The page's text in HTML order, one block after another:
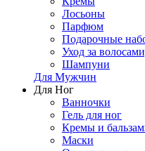
Лосьоны
Парфюм
Подарочные
Уход за
Шампуни
Для Мужчин
Для Ног
Ванночки
Гель для ног
Кремы и
Маски